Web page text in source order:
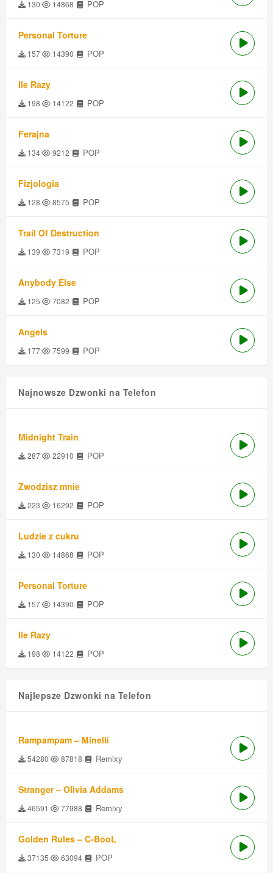
130 14868 POP
Personal Torture
157 14390 POP
Ile Razy
198 14122 POP
Ferajna
134 9212 POP
Fizjologia
128 8575 POP
Trail Of Destruction
139 7319 POP
Anybody Else
125 7082 POP
Angels
177 7599 POP
Najnowsze Dzwonki na Telefon
Midnight Train
287 22910 POP
Zwodzisz mnie
223 16292 POP
Ludzie z cukru
130 14868 POP
Personal Torture
157 14390 POP
Ile Razy
198 14122 POP
Najlepsze Dzwonki na Telefon
Rampampam – Minelli
54280 87818 Remixy
Stranger – Olivia Addams
46591 77988 Remixy
Golden Rules – C-BooL
37135 63094 POP